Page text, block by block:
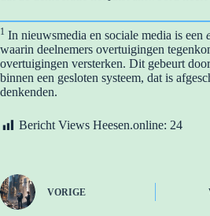
1 In nieuwsmedia en sociale media is een
waarin deelnemers overtuigingen
overtuigingen versterken. Dit gebeurt
binnen een gesloten systeem, dat is
denkenden.
Bericht Views Heesen.online: 24
VORIGE